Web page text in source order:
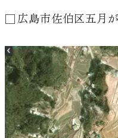
広島市佐伯区五月